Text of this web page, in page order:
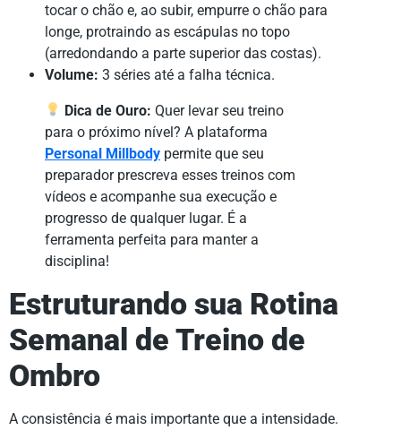
tocar o chão e, ao subir, empurre o chão para
longe, protraindo as escápulas no topo
(arredondando a parte superior das costas).
Volume: 3 séries até a falha técnica.
Dica de Ouro: Quer levar seu treino
para o próximo nível? A plataforma
Personal Millbody permite que seu
preparador prescreva esses treinos com
vídeos e acompanhe sua execução e
progresso de qualquer lugar. É a
ferramenta perfeita para manter a
disciplina!
Estruturando sua Rotina
Semanal de Treino de
Ombro
A consistência é mais importante que a intensidade.